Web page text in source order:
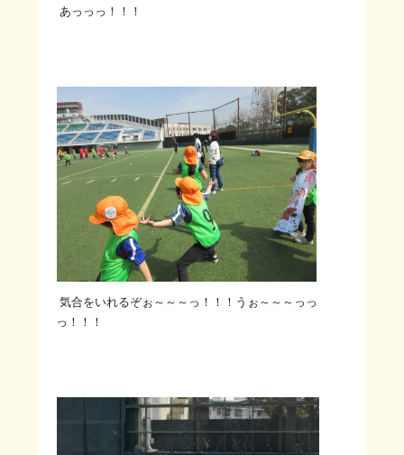
あっっっ！！！
気合をいれるぞぉ～～～っ！！！うぉ～～～っっ
っ！！！